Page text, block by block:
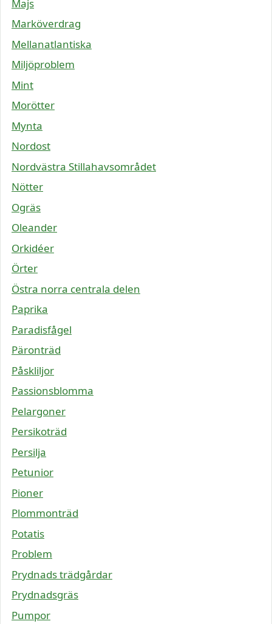
Majs
Marköverdrag
Mellanatlantiska
Miljöproblem
Mint
Morötter
Mynta
Nordost
Nordvästra Stillahavsområdet
Nötter
Ogräs
Oleander
Orkidéer
Örter
Östra norra centrala delen
Paprika
Paradisfågel
Päronträd
Påskliljor
Passionsblomma
Pelargoner
Persikoträd
Persilja
Petunior
Pioner
Plommonträd
Potatis
Problem
Prydnads trädgårdar
Prydnadsgräs
Pumpor